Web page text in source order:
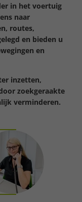
in het voertuig
naar
routes,
en bieden u
en
inzetten,
zoekgeraakte
verminderen.